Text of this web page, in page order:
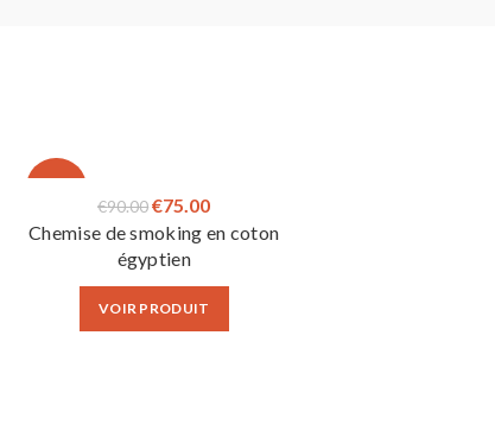
€90.00Le
prix
initial
était :
€75.00Le
prix
est :
Chemise de smoking en coton
égyptien
VOIR PRODUIT